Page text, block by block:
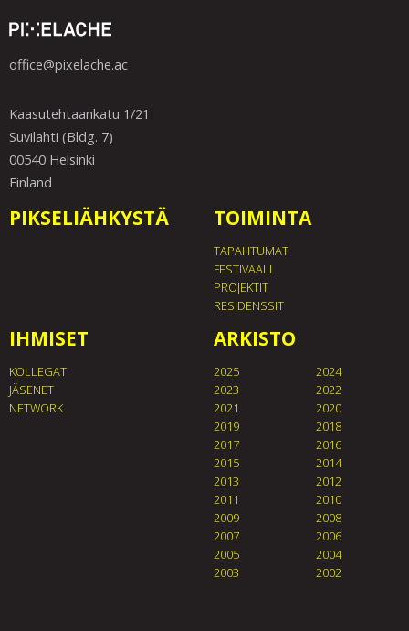
office@pixelache.ac
Kaasutehtaankatu 1/21
Suvilahti (Bldg. 7)
00540 Helsinki
Finland
PIKSELIÄHKYSTÄ TOIMINTA
TAPAHTUMAT
FESTIVAALI
PROJEKTIT
RESIDENSSIT
IHMISET
KOLLEGAT
JÄSENET
NETWORK
ARKISTO
2025
2024
2023
2022
2021
2020
2019
2018
2017
2016
2015
2014
2013
2012
2011
2010
2009
2008
2007
2006
2005
2004
2003
2002